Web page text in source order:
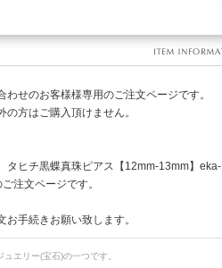
わせのお客様様専用のご注文ページです。
方はご購入頂けません。
タヒチ黒蝶真珠ピアス【12mm-13mm】eka-
注文ページです。
手続きお願い致します。
エリー(宝石)の一つです。